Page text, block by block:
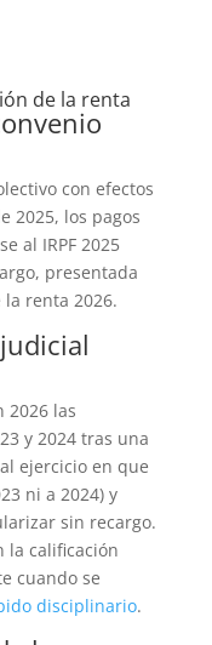
de la renta
con efectos
2025, los pagos
al IRPF 2025
presentada
renta 2026.
2026 las
y 2024 tras una
ejercicio en que
ni a 2024) y
sin recargo.
la calificación
cuando se
disciplinario.